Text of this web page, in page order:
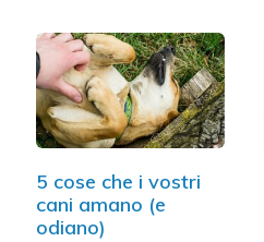
5 cose che i vostri
cani amano (e
odiano)